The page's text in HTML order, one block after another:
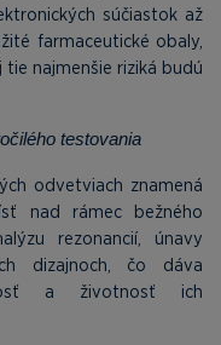
súčiastok až
farmaceutické obaly,
najmenšie riziká budú
testovania
odvetviach znamená
nad rámec bežného
rezonancií, únavy
dizajnoch, čo dáva
a životnosť ich